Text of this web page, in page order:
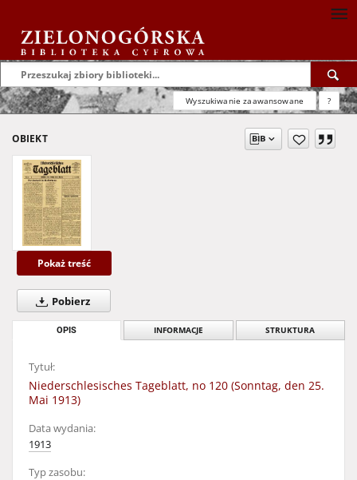
Wyszukiwanie zaawansowane ?
OBIEKT
Pokaż treść
Pobierz
OPIS INFORMACJE STRUKTURA
Tytuł:
Niederschlesisches Tageblatt, no 120 (Sonntag, den 25.
Mai 1913)
Data wydania:
1913
Typ zasobu: